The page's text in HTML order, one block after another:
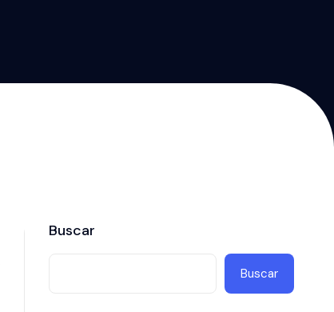
Buscar
Buscar